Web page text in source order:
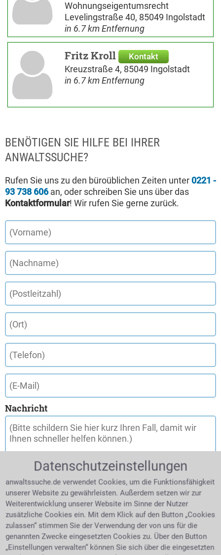
Wohnungseigentumsrecht
Levelingstraße 40, 85049 Ingolstadt
in 6.7 km Entfernung
Fritz Kroll Kontakt
Kreuzstraße 4, 85049 Ingolstadt
in 6.7 km Entfernung
BENÖTIGEN SIE HILFE BEI IHRER
ANWALTSSUCHE?
Rufen Sie uns zu den büroüblichen Zeiten unter 0221 -
93 738 606an, oder schreiben Sie uns über das
Kontaktformular! Wir rufen Sie gerne zurück.
Nachricht
Datenschutzeinstellungen
anwaltssuche.de verwendet Cookies, um die Funktionsfähigkeit
unserer Website zu gewährleisten. Außerdem setzen wir zur
Weiterentwicklung unserer Website im Sinne der Nutzer
zusätzliche Cookies ein. Mit dem Klick auf den Button „Cookies
zulassen“ stimmen Sie der Verwendung der von uns für die
genannten Zwecke eingesetzten Cookies zu. Über den Button
„Einstellungen verwalten“ können Sie sich über die eingesetzten